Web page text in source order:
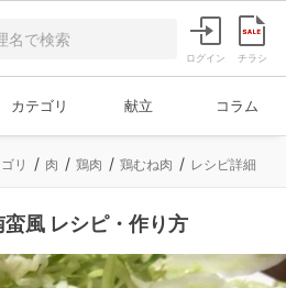
ログイン チラシ
カテゴリ 献立 コラム
リ 肉 鶏肉 鶏むね肉 レシピ詳細
風 レシピ・作り方